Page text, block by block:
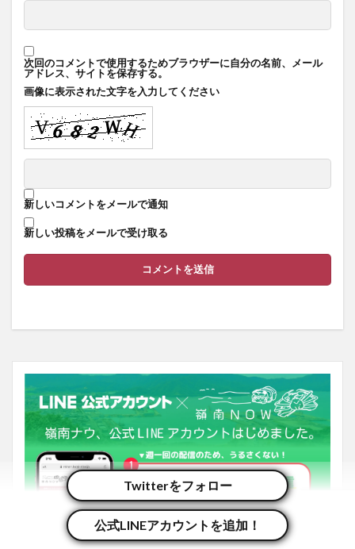
Twitterをフォロー
公式LINEアカウントを追加！
次回のコメントで使用するためブラウザーに自分の名前、メール
アドレス、サイトを保存する。
画像に表示された文字を入力してください
新しいコメントをメールで通知
新しい投稿をメールで受け取る